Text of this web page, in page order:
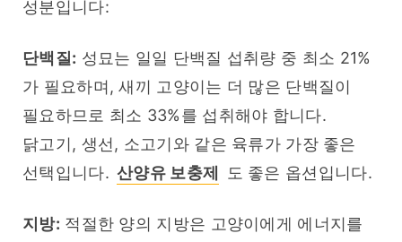
성분입니다:
단백질: 성묘는 일일 단백질 섭취량 중 최소 21%
가 필요하며, 새끼 고양이는 더 많은 단백질이
필요하므로 최소 33%를 섭취해야 합니다.
닭고기, 생선, 소고기와 같은 육류가 가장 좋은
선택입니다. 산양유 보충제 도 좋은 옵션입니다.
지방: 적절한 양의 지방은 고양이에게 에너지를